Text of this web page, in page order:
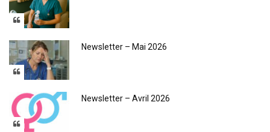
Newsletter – Mai 2026
Newsletter – Avril 2026